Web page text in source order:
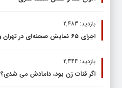
بازدید: 2,483
اجرای ۶۵ نمایش صحنه‌ای در تهران و ۳۰۰ اثر در شهرستان‌ها
بازدید: 2,444
اگر قنات زن بود، دامادش می شدی؟